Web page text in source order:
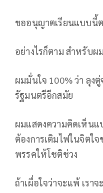
ขออนุญาตเรียนแบบนี้ต
อย่างไรก็ตาม สำหรับผม
ผมมั่นใจ 100% ว่า ลุง
รัฐมนตรีอีกสมัย
ผมแสดงความคิดเห็น
ต้องการเติมไฟในจิตใ
พรรคให้โชติช่วง
ถ้าเผื่อใจว่าจะแพ้ เรา